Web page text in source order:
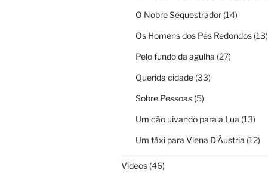
O Nobre Sequestrador(14)
Os Homens dos Pés Redondos(13)
Pelo fundo da agulha (27)
Querida cidade(33)
Sobre Pessoas(5)
Um cão uivando para a Lua (13)
Um táxi para Viena D'Áustria (12)
Vídeos(46)